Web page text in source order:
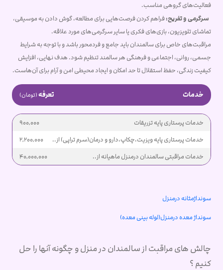
فعالیت‌های گروهی مناسب.
سرگرمی و تفریح:فراهم کردن فرصت‌هایی برای مطالعه، گوش دادن به موسیقی،
تماشای تلویزیون، بازی‌های فکری یا سایر سرگرمی‌های مورد علاقه.
مراقبت‌های خاص برای سالمندان باید جامع و فردمحور باشد و با توجه به شرایط
جسمی، روانی، اجتماعی و فرهنگی هر سالمند تنظیم شود. هدف نهایی، افزایش
کیفیت زندگی، حفظ استقلال تا حد امکان و ایجاد محیطی امن و آرام برای آن‌هاست.
خدمات تعرفه(تومان)
خدمات پرستاری پایه تزریقات
900,000
خدمات پرستاری پایه ویزیت،چکاپ،دارو و درمان(سرم تراپی) از..
2,200,000
خدمات مراقبتی سالمندان درمنزل ماهیانه از..
40,000,000
سونداژمثانه درمنزل
سونداژ معده درمنزل(لوله بینی معده)
چالش های مراقبت از سالمندان در منزل و چگونه آنها را حل
کنیم ؟